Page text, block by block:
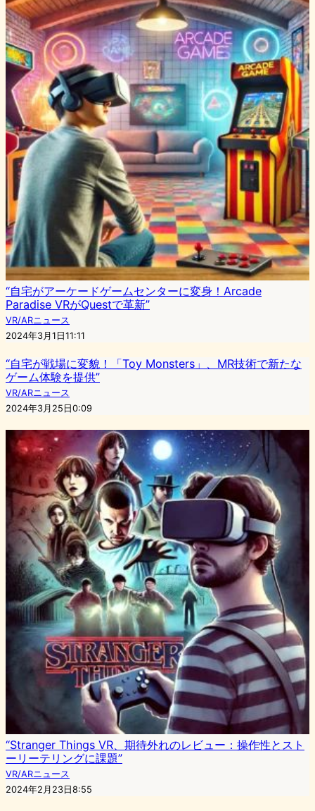
“自宅がアーケードゲームセンターに変身！Arcade
Paradise VRがQuestで革新”
VR/ARニュース
2024年3月1日11:11
“自宅が戦場に変貌！「Toy Monsters」、MR技術で新たな
ゲーム体験を提供”
VR/ARニュース
2024年3月25日0:09
“Stranger Things VR、期待外れのレビュー：操作性とスト
ーリーテリングに課題”
VR/ARニュース
2024年2月23日8:55